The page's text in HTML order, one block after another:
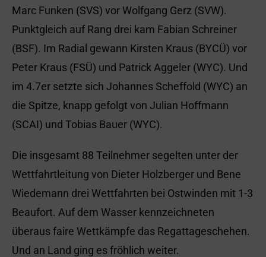
Marc Funken (SVS) vor Wolfgang Gerz (SVW).
Punktgleich auf Rang drei kam Fabian Schreiner
(BSF). Im Radial gewann Kirsten Kraus (BYCÜ) vor
Peter Kraus (FSÜ) und Patrick Aggeler (WYC). Und
im 4.7er setzte sich Johannes Scheffold (WYC) an
die Spitze, knapp gefolgt von Julian Hoffmann
(SCAI) und Tobias Bauer (WYC).
Die insgesamt 88 Teilnehmer segelten unter der
Wettfahrtleitung von Dieter Holzberger und Bene
Wiedemann drei Wettfahrten bei Ostwinden mit 1-3
Beaufort. Auf dem Wasser kennzeichneten
überaus faire Wettkämpfe das Regattageschehen.
Und an Land ging es fröhlich weiter.